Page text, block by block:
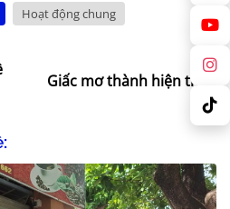
Hoạt động chung
Giấc mơ thành hiện thực